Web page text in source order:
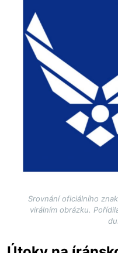
Srovnání oficiálního
virálním obrázku.